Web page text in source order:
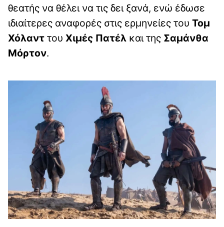
θεατής να θέλει να τις δει ξανά, ενώ έδωσε
ιδιαίτερες αναφορές στις ερμηνείες του Τομ
Χόλαντ του Χιμές Πατέλ και της Σαμάνθα
Μόρτον.